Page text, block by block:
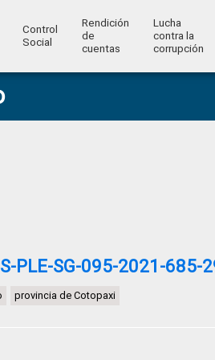
Control
Social
Rendición
de
cuentas
Lucha
contra la
corrupción
PLE-SG-095-2021-685-
provincia de Cotopaxi